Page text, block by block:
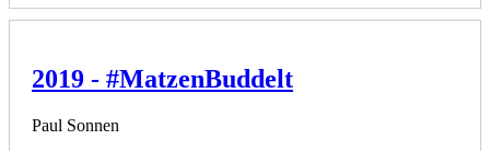
2019 - #MatzenBuddelt
Paul Sonnen